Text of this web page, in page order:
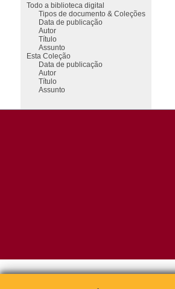
Todo a biblioteca digital
Tipos de documento & Coleções
Data de publicação
Autor
Título
Assunto
Esta Coleção
Data de publicação
Autor
Título
Assunto